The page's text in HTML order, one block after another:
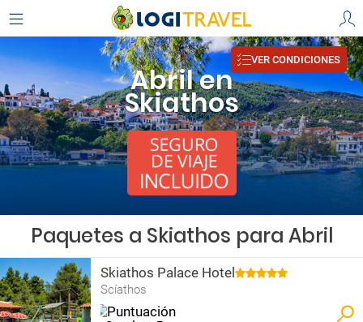
Abril en
Skiathos
VER CONDICIONES
Paquetes a Skiathos para Abril
Skiathos Palace Hotel
Scíathos